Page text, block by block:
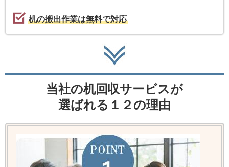
机の搬出作業は無料で対応
当社の机回収サービスが
選ばれる１２の理由